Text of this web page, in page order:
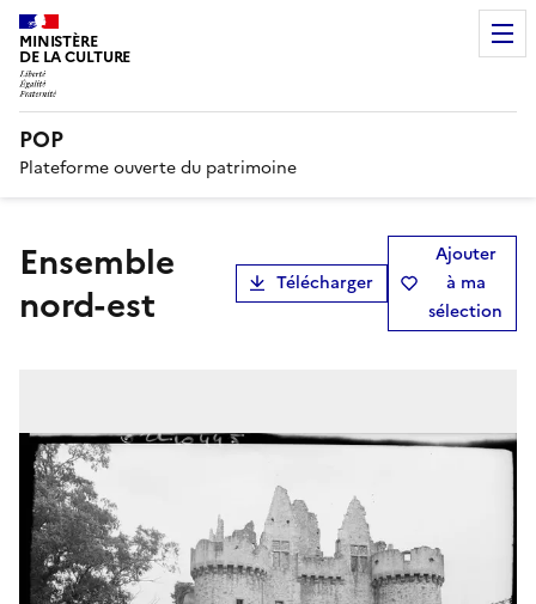
MINISTÈRE
DE LA CULTURE
POP
Plateforme ouverte du patrimoine
Ensemble
nord-est
Télécharger
Ajouter
à ma
sélection